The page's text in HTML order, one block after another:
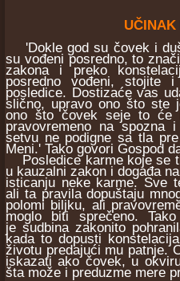
UČINAK
'Dokle god su čovek i
su vođeni posredno, to
zakona i preko
posredno vođeni,
posledice. Dostizaće vas
slično, upravo ono što ste
ono što čovek seje to
pravovremeno na spozna
setvu ne podigne sa tla
Meni.' Tako govori Gospod
Posledice karme koje se
u kauzalni zakon i događa
isticanju neke karme. Sve
ali ta pravila dopuštaju
polomi biljku, ali
moglo biti sprečeno.
je sudbina zakonito
kada to dopusti
životu predajući mu patnje.
iskazati ako čovek, u
šta može i preduzme mere